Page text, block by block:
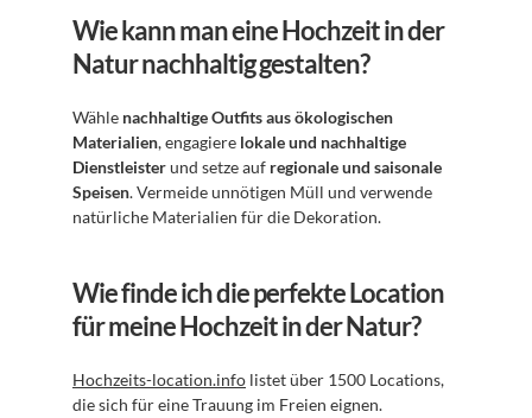
Wie kann man eine Hochzeit in der
Natur nachhaltig gestalten?
Wähle nachhaltige Outfits aus ökologischen
Materialien, engagiere lokale und nachhaltige
Dienstleister und setze auf regionale und saisonale
Speisen. Vermeide unnötigen Müll und verwende
natürliche Materialien für die Dekoration.
Wie finde ich die perfekte Location
für meine Hochzeit in der Natur?
Hochzeits-location.info listet über 1500 Locations,
die sich für eine Trauung im Freien eignen.